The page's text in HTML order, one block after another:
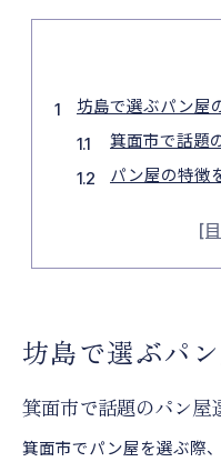
坊島で選ぶパン屋
箕面市で話題
パン屋の特徴
箕面市パン屋
パン屋が注目
坊島のパン屋
パン屋ブラン
坊島で選ぶパ
箕面市で話題のパン屋
箕面市でパン屋を選ぶ際